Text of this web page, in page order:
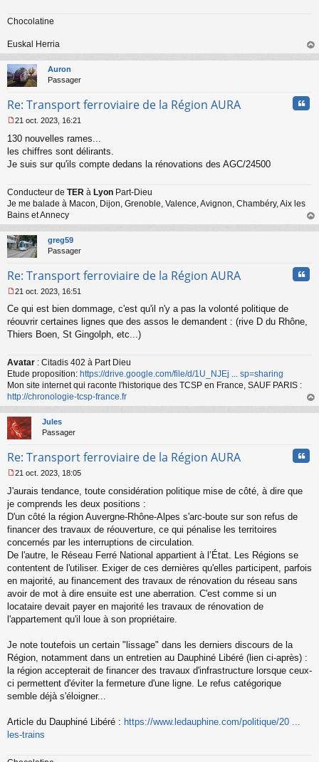
Chocolatine
Euskal Herria
au
Auron
Passager
Re: Transport ferroviaire de la Région AURA
e
s
e
n
o
n
l
u
21 oct. 2023, 16:21
130 nouvelles rames...
les chiffres sont délirants.
Je suis sur qu'ils compte dedans la rénovations des AGC/24500
Conducteur de TER à Lyon Part-Dieu
Je me balade à Macon, Dijon, Grenoble, Valence, Avignon, Chambéry, Aix les
Bains et Annecy
au
greg59
Passager
Re: Transport ferroviaire de la Région AURA
e
s
s
e
n
o
n
l
u
21 oct. 2023, 16:51
Ce qui est bien dommage, c'est qu'il n'y a pas la volonté politique de
réouvrir certaines lignes que des assos le demandent : (rive D du Rhône,
Thiers Boen, St Gingolph, etc...)
Avatar : Citadis 402 à Part Dieu
Etude proposition: https://drive.google.com/file/d/1U_NJEj ... sp=sharing
Mon site internet qui raconte l'historique des TCSP en France, SAUF PARIS :
http://chronologie-tcsp-france.fr
au
Jules
Passager
Re: Transport ferroviaire de la Région AURA
e
s
g
e
n
o
u
21 oct. 2023, 18:05
J'aurais tendance, toute considération politique mise de côté, à dire que
je comprends les deux positions :
D'un côté la région Auvergne-Rhône-Alpes s'arc-boute sur son refus de
financer des travaux de réouverture, ce qui pénalise les territoires
concernés par les interruptions de circulation.
De l'autre, le Réseau Ferré National appartient à l’État. Les Régions se
contentent de l'utiliser. Exiger de ces dernières qu'elles participent, parfois
en majorité, au financement des travaux de rénovation du réseau sans
avoir de mot à dire ensuite est une aberration. C'est comme si un
locataire devait payer en majorité les travaux de rénovation de
l'appartement qu'il loue à son propriétaire.
Je note toutefois un certain "lissage" dans les derniers discours de la
Région, notamment dans un entretien au Dauphiné Libéré (lien ci-après) :
la région accepterait de financer des travaux d'infrastructure lorsque ceux-
ci permettent d'éviter la fermeture d'une ligne. Le refus catégorique
semble déjà s'éloigner...
Article du Dauphiné Libéré : https://www.ledauphine.com/politique/20 ...
les-trains